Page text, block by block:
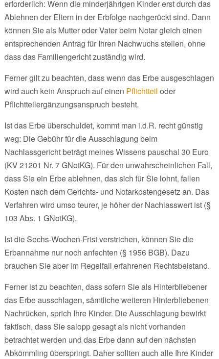
erforderlich: Wenn die minderjährigen Kinder erst durch das
Ablehnen der Eltern in der Erbfolge nachgerückt sind. Dann
können Sie als Mutter oder Vater beim Notar gleich einen
entsprechenden Antrag für Ihren Nachwuchs stellen, ohne
dass das Familiengericht zuständig wird.
Ferner gilt zu beachten, dass wenn das Erbe ausgeschlagen
wird auch kein Anspruch auf einen Pflichtteil oder
Pflichtteilergänzungsanspruch besteht.
Ist das Erbe überschuldet, kommt man i.d.R. recht günstig
weg: Die Gebühr für die Ausschlagung beim
Nachlassgericht beträgt meines Wissens pauschal 30 Euro
(KV 21201 Nr. 7 GNotKG). Für den unwahrscheinlichen Fall,
dass Sie ein Erbe ablehnen, das sich für Sie lohnt, fallen
Kosten nach dem Gerichts- und Notarkostengesetz an. Das
Verfahren wird umso teurer, je höher der Nachlasswert ist (§
103 Abs. 1 GNotKG).
Ist die Sechs-Wochen-Frist verstrichen, können Sie die
Erbannahme nur noch anfechten (§ 1956 BGB). Dazu
brauchen Sie aber im Regelfall erfahrenen Rechtsbeistand.
Ferner ist zu beachten, dass sofern Sie als Hinterbliebener
das Erbe ausschlagen, sämtliche weiteren Hinterbliebenen
Nachrücken, sprich Ihre Kinder. Die Ausschlagung bewirkt
faktisch, dass Sie salopp gesagt als nicht vorhanden
betrachtet werden und das Erbe dann auf den nächsten
Abkömmling überspringt. Daher sollten auch alle Ihre Kinder